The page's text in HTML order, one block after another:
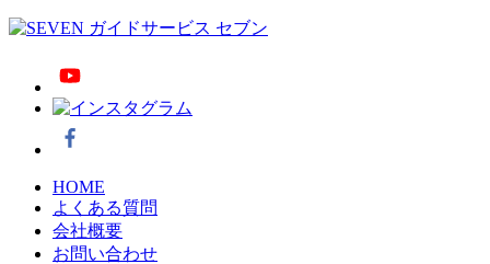
HOME
よくある質問
会社概要
お問い合わせ